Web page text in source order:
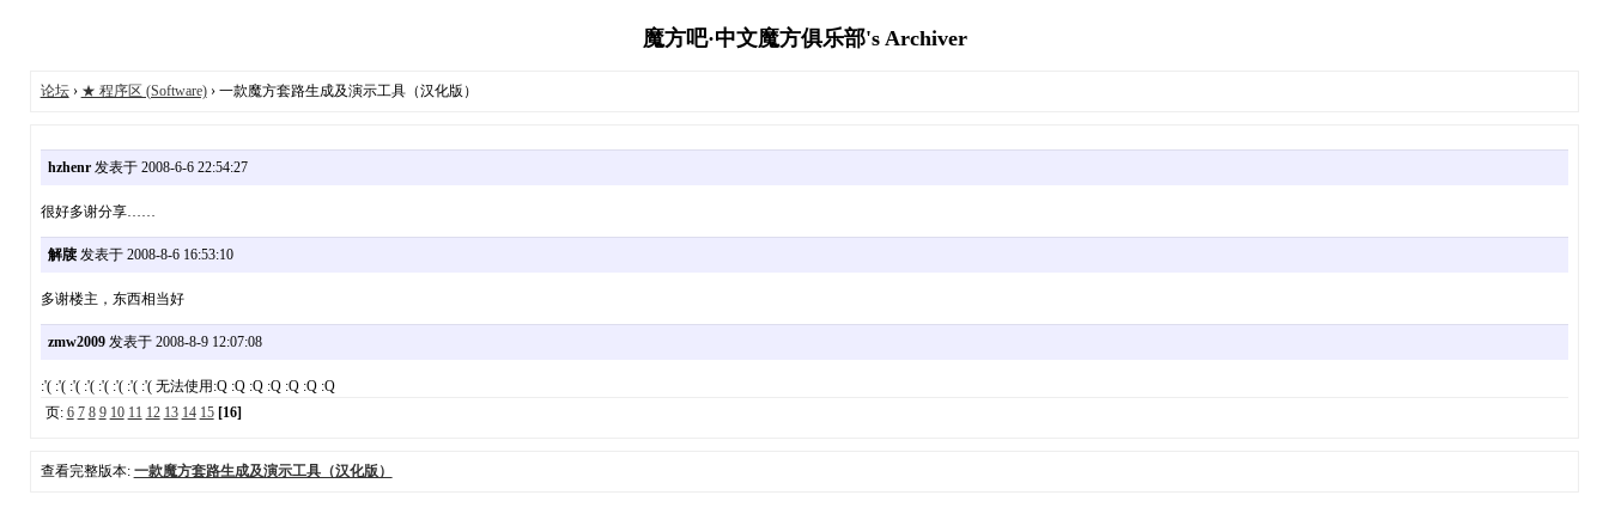
魔方吧·中文魔方俱乐部's Archiver
论坛› ★ 程序区 (Software)› 一款魔方套路生成及演示工具（汉化版）
hzhenr发表于 2008-6-6 22:54:27
很好多谢分享……
解牍发表于 2008-8-6 16:53:10
多谢楼主，东西相当好
zmw2009发表于 2008-8-9 12:07:08
:'( :'( :'( :'( :'( :'( :'( :'( 无法使用:Q :Q :Q :Q :Q :Q :Q
页: 6 7 8 9 10 11 12 13 14 15 [16]
查看完整版本: 一款魔方套路生成及演示工具（汉化版）